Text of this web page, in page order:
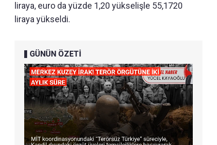
liraya, euro da yüzde 1,20 yükselişle 55,1720
liraya yükseldi.
GÜNÜN ÖZETİ